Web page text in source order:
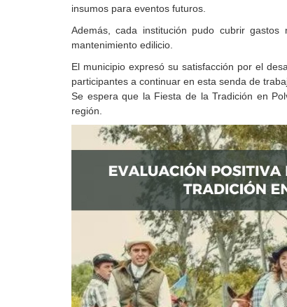
insumos para eventos futuros.
Además, cada institución pudo cubrir
mantenimiento edilicio.
El municipio expresó su satisfacción por el
participantes a continuar en esta senda de
Se espera que la Fiesta de la Tradición en
región.